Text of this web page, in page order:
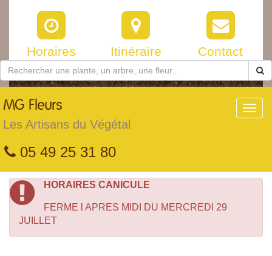
Horaires Itinéraire Contact
MG Fleurs
Les Artisans du Végétal
05 49 25 31 80
HORAIRES CANICULE
FERME l APRES MIDI DU MERCREDI 29
JUILLET